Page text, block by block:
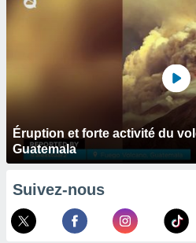
Éruption et forte activité du
Guatemala
Suivez-nous